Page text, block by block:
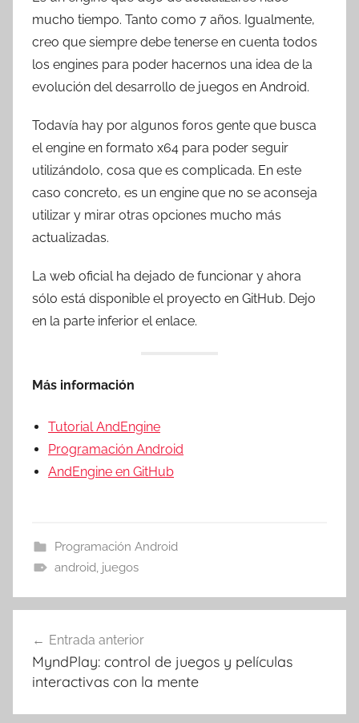
mucho tiempo. Tanto como 7 años. Igualmente,
creo que siempre debe tenerse en cuenta todos
los engines para poder hacernos una idea de la
evolución del desarrollo de juegos en Android.
Todavía hay por algunos foros gente que busca
el engine en formato x64 para poder seguir
utilizándolo, cosa que es complicada. En este
caso concreto, es un engine que no se aconseja
utilizar y mirar otras opciones mucho más
actualizadas.
La web oficial ha dejado de funcionar y ahora
sólo está disponible el proyecto en GitHub. Dejo
en la parte inferior el enlace.
Más información
Tutorial AndEngine
Programación Android
AndEngine en GitHub
Programación Android
android, juegos
de
entradas
Entrada anterior
MyndPlay: control de juegos y películas
interactivas con la mente